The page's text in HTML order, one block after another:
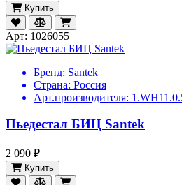
Купить
Арт: 1026055
Бренд: Santek
Страна: Россия
Арт.производителя:
Пьедестал БИЦ Santek
2 090 ₽
Купить